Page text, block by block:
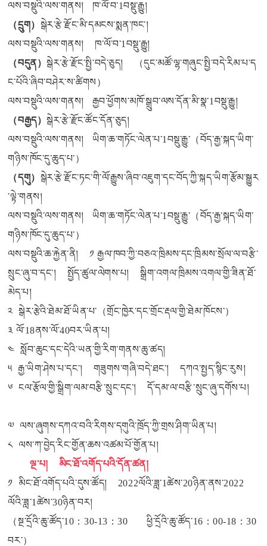
ལས་བསྡུའི་ལས་གནས། ཁ་ལོ་བ་1བསྡུ་རྒྱུ།
（དྲུག） སྒེར་རྩེ་རྫོང་མི་དམངས་སྨན་ཁང་།
ལས་བསྡུའི་ལས་གནས། ཁ་ལོ་བ་1བསྡུ་རྒྱུ།
（བདུན）སྒེར་རྩེ་རྫོང་སྤྱི་བདེ་ཅུད། （དུང་མཚོ་ལྷ་གཞུང་སྤྱི་བདེ་རིམ་པ་ད
ང་པོའི་ཞིབ་བཤེར་ས་ཚིགས）
ལས་བསྡུའི་ལས་གནས། རྒྱབ་ཕྱོགས་མཁོ་སྒྲུབ་ལས་དོན་མི་སྣ་1བསྡུ་རྒྱུ།
（བརྒྱད）སྒེར་རྩེ་རྫོང་ཚོང་དོན་ཅུད།
ལས་བསྡུའི་ལས་གནས། ཡིག་ཆ་གཏོང་ལེན་པ་1བསྡུ་རྒྱུ་（བོད་རྒྱ་སྐད་ཡིག་
གཉིས་ཁོང་དུ་ཆུད་པ་）
（དགུ） སྒེར་རྩེ་རྫོང་ཏང་གི་ལོ་རྒྱུས་ཞིབ་འཇུག་དང་བོད་ཀྱི་སྐད་ཡིག་རྩོམ་སྒྱུར
་ལྟེ་གནས།
ལས་བསྡུའི་ལས་གནས། ཡིག་ཆ་གཏོང་ལེན་པ་1བསྡུ་རྒྱུ་（བོད་རྒྱ་སྐད་ཡིག་
གཉིས་ཁོང་དུ་ཆུད་པ་）
ལས་བསྡུའི་ཆ་རྐྱེན་ནི། ༡ རྒྱལ་ཁབ་ཀྱི་བཅའ་ཁྲིམས་དང་ཁྲིམས་སྲོལ་ལ་བརྩི་
སྲུང་ཞུ་བ་དང་། སྤྱོད་ཚུལ་ལེགས་པ། སྒྲིག་འགལ་ཁྲིམས་འགལ་གྱི་ཟིན་ཐོ་
མེད་པ།
༢ སྒེར་རྩེའི་ཐེམ་ཐོ་ཡིན་པ་（གྲོང་ཁྱེར་དང་གྲོང་རྡལ་གྱི་ཐེམ་ཁོངས་）
༣ ལོ་18ནས་ལོ་40བར་ཡིན་པ།
༤ སློབ་ཆུང་དང་དེའི་ཡན་གྱི་རིག་གནས་ཆུ་ཚད།
༥ རྒྱ་ཡིག་ཤེས་པ་དང་། གཟུགས་གཞི་བདེ་ཐང་། དཀའ་སྤྱད་སྙིང་རུས།
༦ ངལ་རྩོལ་གྱི་སྒྲིག་ལམ་བརྩི་སྲུང་དང་། དོ་དམ་ལ་བརྩི་སྲུང་ཞུ་དགོས་པ།
༧ ལས་ཞུགས་དཀའ་བའི་རིགས་དགུའི་ཁྲོད་ཀྱི་གྲས་ཤིག་ཡིན་པ།
༨ ལས་ཀ་བྱེད་རིང་གྱོན་ཆས་འཚམ་པོ་གྱོན་པ།
ལྔ་པ། མིང་ཐོ་འགོད་པའི་དོན་ཚན།
༡ མིང་ཐོ་འགོད་པའི་དུས་ཚོད། 2022ལོའི་ཟླ་1ཚེས་20ཉིན་ནས་2022
ལོའི་ཟླ་1ཚེས་30ཉིན་བར།
（སྔ་དྲོའི་ཆུ་ཚོད་10：30-13：30 ཕྱི་དྲོའི་ཆུ་ཚོད་16：00-18：30
བར་）